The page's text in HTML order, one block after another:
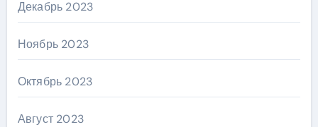
Декабрь 2023
Ноябрь 2023
Октябрь 2023
Август 2023